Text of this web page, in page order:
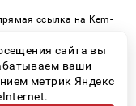
ссылка на Kem-
возможно только
сайта вы
ваши
метрик Яндекс